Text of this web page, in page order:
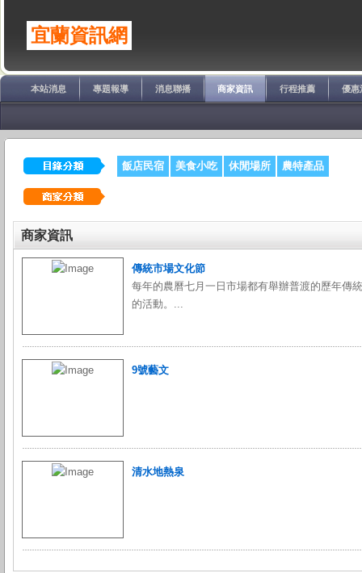
宜蘭資訊網
本站消息 專題報導 消息聯播 商家資訊 行程推薦 優惠
飯店民宿 美食小吃 休閒場所 農特產品
商家資訊
傳統市場文化節
每年的農曆七月一日市場都有舉辦普渡的歷年傳
的活動。...
9號藝文
清水地熱泉